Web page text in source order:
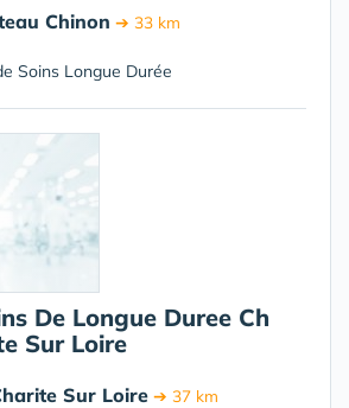
Chinon ➔ 33 km
Soins Longue Durée
De Longue Duree Ch
Sur Loire
Sur Loire ➔ 37 km